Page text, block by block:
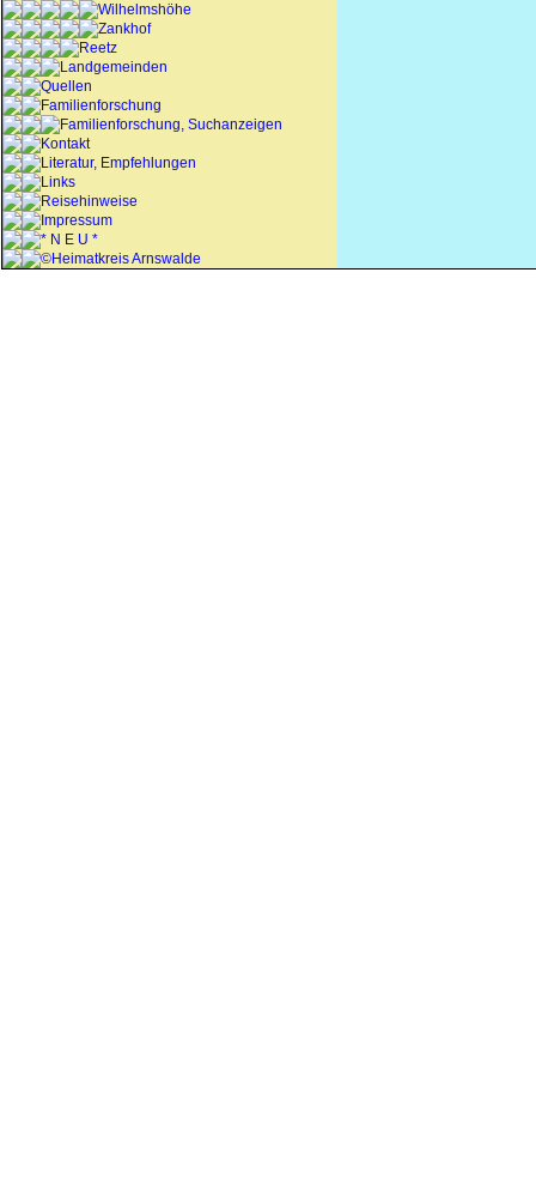
Wilhelmshöhe
Zankhof
Reetz
Landgemeinden
Quellen
Familienforschung
Familienforschung, Suchanzeigen
Kontakt
Literatur, Empfehlungen
Links
Reisehinweise
Impressum
* N E U *
©Heimatkreis Arnswalde